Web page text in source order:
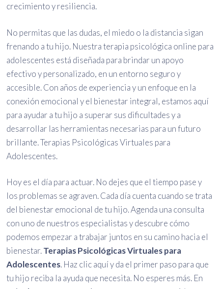
crecimiento y resiliencia.
No permitas que las dudas, el miedo o la distancia sigan
frenando a tu hijo. Nuestra terapia psicológica online para
adolescentes está diseñada para brindar un apoyo
efectivo y personalizado, en un entorno seguro y
accesible. Con años de experiencia y un enfoque en la
conexión emocional y el bienestar integral, estamos aquí
para ayudar a tu hijo a superar sus dificultades y a
desarrollar las herramientas necesarias para un futuro
brillante. Terapias Psicológicas Virtuales para
Adolescentes.
Hoy es el día para actuar. No dejes que el tiempo pase y
los problemas se agraven. Cada día cuenta cuando se trata
del bienestar emocional de tu hijo. Agenda una consulta
con uno de nuestros especialistas y descubre cómo
podemos empezar a trabajar juntos en su camino hacia el
bienestar.Terapias Psicológicas Virtuales para
Adolescentes. Haz clic aquí y da el primer paso para que
tu hijo reciba la ayuda que necesita. No esperes más. En